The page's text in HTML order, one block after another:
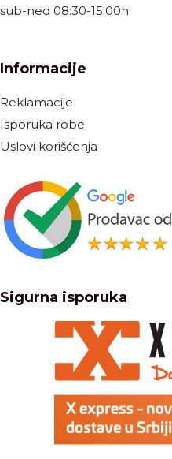
sub-ned 08:30-15:00h
Informacije
Reklamacije
Isporuka robe
Uslovi korišćenja
Sigurna isporuka